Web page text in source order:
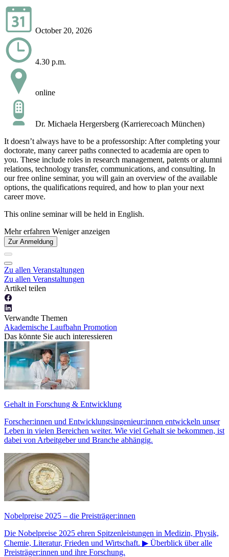
October 20, 2026
4.30 p.m.
online
Dr. Michaela Hergersberg (Karrierecoach München)
It doesn’t always have to be a professorship: After completing your
doctorate, many career paths connected to academia are open to
you. These include roles in research management, patents or alumni
relations, technology transfer, communications, and consulting. In
our free online seminar, you will gain an overview of the available
options, the qualifications required, and how to plan your next
career move.
This online seminar will be held in English.
Mehr erfahren Weniger anzeigen
Zur Anmeldung
Zu allen Veranstaltungen
Zu allen Veranstaltungen
Artikel teilen
Verwandte Themen
Akademische Laufbahn Promotion
Das könnte Sie auch interessieren
Gehalt in Forschung & Entwicklung
Forscher:innen und Entwicklungsingenieur:innen entwickeln unser
Leben in vielen Bereichen weiter. Wie viel Gehalt sie bekommen, ist
dabei von Arbeitgeber und Branche abhängig.
Nobelpreise 2025 – die Preisträger:innen
Die Nobelpreise 2025 ehren Spitzenleistungen in Medizin, Physik,
Chemie, Literatur, Frieden und Wirtschaft. ▶ Überblick über alle
Preisträger:innen und ihre Forschung.